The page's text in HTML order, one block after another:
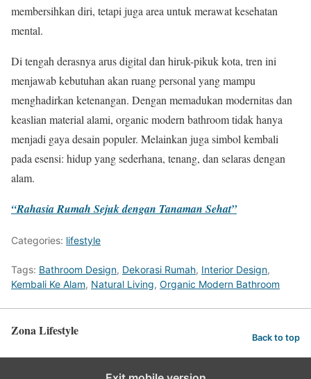
membersihkan diri, tetapi juga area untuk merawat kesehatan
mental.
Di tengah derasnya arus digital dan hiruk-pikuk kota, tren ini
menjawab kebutuhan akan ruang personal yang mampu
menghadirkan ketenangan. Dengan memadukan modernitas dan
keaslian material alami, organic modern bathroom tidak hanya
menjadi gaya desain populer. Melainkan juga simbol kembali
pada esensi: hidup yang sederhana, tenang, dan selaras dengan
alam.
“Rahasia Rumah Sejuk dengan Tanaman Sehat”
Categories: lifestyle
Tags: Bathroom Design, Dekorasi Rumah, Interior Design,
Kembali Ke Alam, Natural Living, Organic Modern Bathroom
Zona Lifestyle Back to top